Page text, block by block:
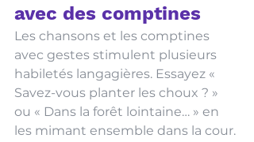
avec des comptines
Les chansons et les comptines
avec gestes stimulent plusieurs
habiletés langagières. Essayez «
Savez-vous planter les choux ? »
ou « Dans la forêt lointaine… » en
les mimant ensemble dans la cour.